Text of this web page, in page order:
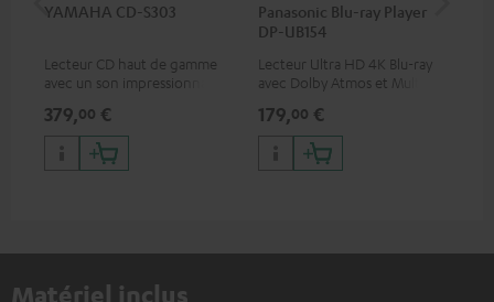
YAMAHA CD-S303
Lecteur CD haut de gamme
avec un son impressionnant
379,00 €
Panasonic Blu-ray Player
DP-UB154
Lecteur Ultra HD 4K Blu-ray
avec Dolby Atmos et Multi
qualité d’image incroyable et
des couleurs contrastées
179,00 €
Matériel inclus